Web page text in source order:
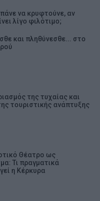
να κρυφτούνε, αν
λίγο φιλότιμο;
και πληθύνεσθε... στο
της τυχαίας και
τουριστικής ανάπτυξης
Θέατρο ως
Τι πραγματικά
η Κέρκυρα